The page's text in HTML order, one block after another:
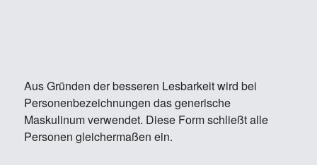
Aus Gründen der besseren Lesbarkeit wird bei
Personenbezeichnungen das generische
Maskulinum verwendet. Diese Form schließt alle
Personen gleichermaßen ein.